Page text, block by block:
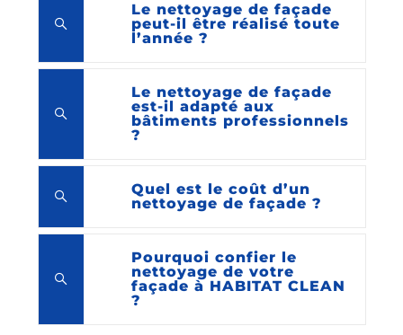
Le nettoyage de façade
peut-il être réalisé toute
l’année ?
Le nettoyage de façade
est-il adapté aux
bâtiments professionnels
?
Quel est le coût d’un
nettoyage de façade ?
Pourquoi confier le
nettoyage de votre
façade à HABITAT CLEAN
?